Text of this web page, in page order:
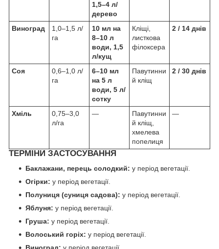
1,5–4 л/
дерево
Виноград
1,0–1,5 л/
га
10 мл на
8–10 л
води, 1,5
л/кущ
Кліщі,
листкова
філоксера
2 / 14 днів
Соя
0,6–1,0 л/
га
6–10 мл
на 5 л
води, 5 л/
сотку
Павутинни
й кліщ
2 / 30 днів
Хміль
0,75–3,0
л/га
—
Павутинни
й кліщ,
хмелева
попелиця
—
ТЕРМІНИ ЗАСТОСУВАННЯ
Баклажани, перець солодкий: у період вегетації.
Огірки: у період вегетації.
Полуниця (суниця садова): у період вегетації.
Яблуня: у період вегетації.
Груша: у період вегетації.
Волоський горіх: у період вегетації.